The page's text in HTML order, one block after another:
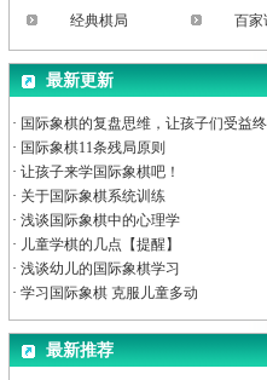
经典棋局
百家
最新更新
· 国际象棋的复盘思维，让孩子们受益终
· 国际象棋11条残局原则
· 让孩子来学国际象棋吧！
· 关于国际象棋系统训练
· 浅谈国际象棋中的心理学
· 儿童学棋的几点【提醒】
· 浅谈幼儿的国际象棋学习
· 学习国际象棋 克服儿童多动
最新推荐